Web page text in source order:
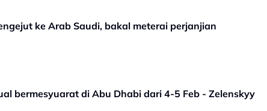
ke Arab Saudi, bakal meterai perjanjian
bermesyuarat di Abu Dhabi dari 4-5 Feb - Zelenskyy